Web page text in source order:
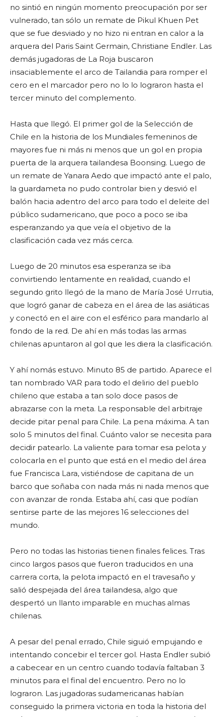
no sintió en ningún momento preocupación por ser
vulnerado, tan sólo un remate de Pikul Khuen Pet
que se fue desviado y no hizo ni entran en calor a la
arquera del Paris Saint Germain, Christiane Endler. Las
demás jugadoras de La Roja buscaron
insaciablemente el arco de Tailandia para romper el
cero en el marcador pero no lo lo lograron hasta el
tercer minuto del complemento.
Hasta que llegó. El primer gol de la Selección de
Chile en la historia de los Mundiales femeninos de
mayores fue ni más ni menos que un gol en propia
puerta de la arquera tailandesa Boonsing. Luego de
un remate de Yanara Aedo que impactó ante el palo,
la guardameta no pudo controlar bien y desvió el
balón hacia adentro del arco para todo el deleite del
público sudamericano, que poco a poco se iba
esperanzando ya que veía el objetivo de la
clasificación cada vez más cerca.
Luego de 20 minutos esa esperanza se iba
convirtiendo lentamente en realidad, cuando el
segundo grito llegó de la mano de María José Urrutia,
que logró ganar de cabeza en el área de las asiáticas
y conectó en el aire con el esférico para mandarlo al
fondo de la red. De ahí en más todas las armas
chilenas apuntaron al gol que les diera la clasificación.
Y ahí nomás estuvo. Minuto 85 de partido. Aparece el
tan nombrado VAR para todo el delirio del pueblo
chileno que estaba a tan solo doce pasos de
abrazarse con la meta. La responsable del arbitraje
decide pitar penal para Chile. La pena máxima. A tan
solo 5 minutos del final. Cuánto valor se necesita para
decidir patearlo. La valiente para tomar esa pelota y
colocarla en el punto que está en el medio del área
fue Francisca Lara, vistiéndose de capitana de un
barco que soñaba con nada más ni nada menos que
con avanzar de ronda. Estaba ahí, casi que podían
sentirse parte de las mejores 16 selecciones del
mundo.
Pero no todas las historias tienen finales felices. Tras
cinco largos pasos que fueron traducidos en una
carrera corta, la pelota impactó en el travesaño y
salió despejada del área tailandesa, algo que
despertó un llanto imparable en muchas almas
chilenas.
A pesar del penal errado, Chile siguió empujando e
intentando concebir el tercer gol. Hasta Endler subió
a cabecear en un centro cuando todavía faltaban 3
minutos para el final del encuentro. Pero no lo
lograron. Las jugadoras sudamericanas habían
conseguido la primera victoria en toda la historia del